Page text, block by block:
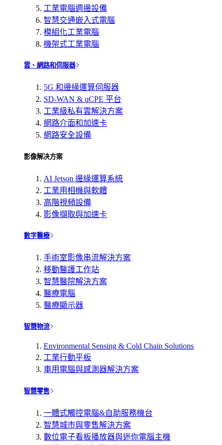
工業電腦週邊設備
智慧交通嵌入式電腦
模組化工業電腦
機架式工業電腦
雲、網路和伺服器
5G 和邊緣運算伺服器
SD-WAN & uCPE 平台
工業級私有雲解決方案
網路介面和加速卡
網路安全設備
影像解决方案
AI Jetson 邊緣運算系統
工業用相機與軟體
高階視頻設備
影像擷取與加速卡
數字醫療
手術室影像串流解決方案
移動醫護工作站
智慧醫院解決方案
醫療電腦
醫療顯示器
智慧物流
Environmental Sensing & Cold Chain Solutions
工業行動平板
車用電腦與感測器解決方案
智慧零售
一體式觸控電腦&自助服務機台
智慧城市與零售解決方案
數位電子看板播放器與迷你電腦主機